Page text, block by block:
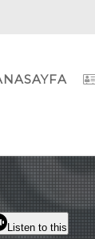
Listen to this